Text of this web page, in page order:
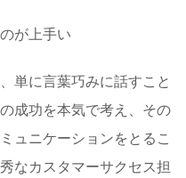
が上手い
単に言葉巧みに話すこと
成功を本気で考え、その
ュニケーションをとるこ
なカスタマーサクセス担